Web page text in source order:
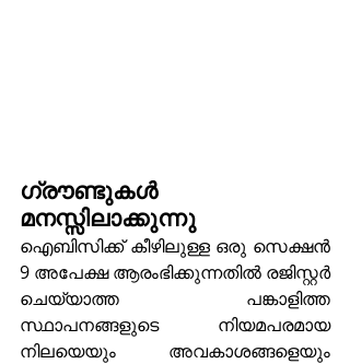
ഗ്രൗണ്ടുകൾ
മനസ്സിലാക്കുന്നു
ഐബിസിക്ക് കീഴിലുള്ള ഒരു സെക്ഷൻ
9 അപേക്ഷ ആരംഭിക്കുന്നതിൽ രജിസ്റ്റർ
ചെയ്യാത്ത പങ്കാളിത്ത
സ്ഥാപനങ്ങളുടെ നിയമപരമായ
നിലയെയും അവകാശങ്ങളെയും